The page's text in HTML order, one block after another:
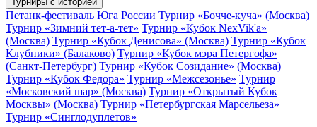
Петанк-фестиваль Юга России Турнир «Бочче-куча» (Москва)
Турнир «Зимний тет-а-тет» Турнир «Кубок NexVik'a»
(Москва) Турнир «Кубок Денисова» (Москва) Турнир «Кубок
Клубники» (Балаково) Турнир «Кубок мэра Петергофа»
(Санкт-Петербург) Турнир «Кубок Созидание» (Москва)
Турнир «Кубок Федора» Турнир «Межсезонье» Турнир
«Московский шар» (Москва) Турнир «Открытый Кубок
Москвы» (Москва) Турнир «Петербургская Марсельеза»
Турнир «Синглодуплетов»